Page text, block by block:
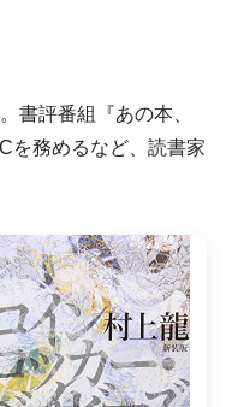
書評番組『あの本、
を務めるなど、読書家